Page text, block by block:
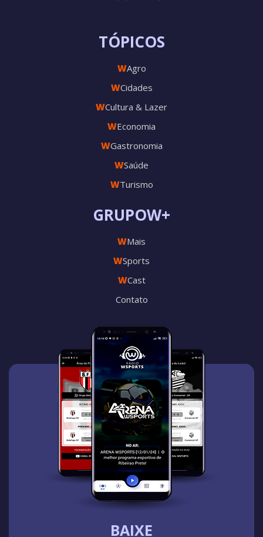
BAIXE
GRUPOW+
WMais
WSports
WCast
Contato
TÓPICOS
WAgro
WCidades
WCultura & Lazer
WEconomia
WGastronomia
WSaúde
WTurismo